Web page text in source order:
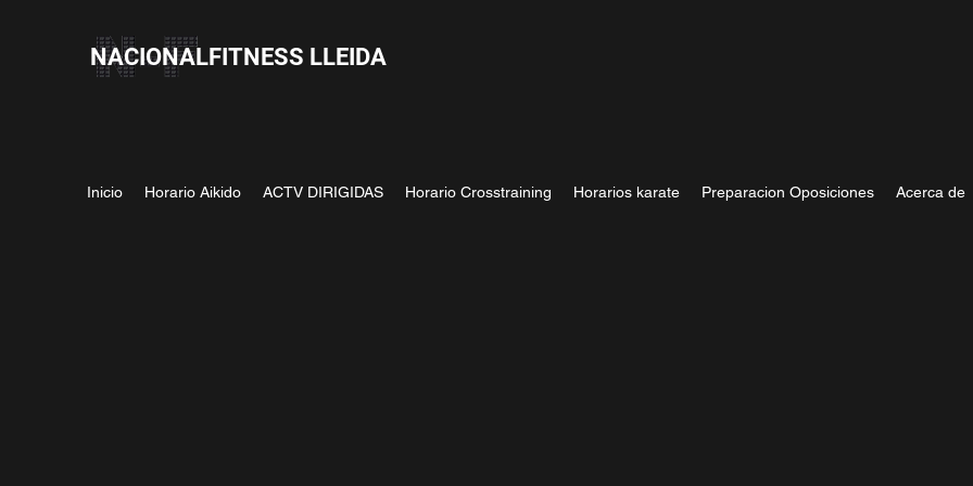
NACIONALFITNESS LLEIDA
Inicio Horario Aikido ACTV DIRIGIDAS Horario Crosstraining Horarios karate Preparacion Oposiciones Acerca de